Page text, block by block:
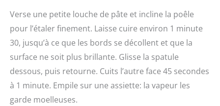
Verse une petite louche de pâte et incline la poêle
pour l’étaler finement. Laisse cuire environ 1 minute
30, jusqu’à ce que les bords se décollent et que la
surface ne soit plus brillante. Glisse la spatule
dessous, puis retourne. Cuits l’autre face 45 secondes
à 1 minute. Empile sur une assiette: la vapeur les
garde moelleuses.